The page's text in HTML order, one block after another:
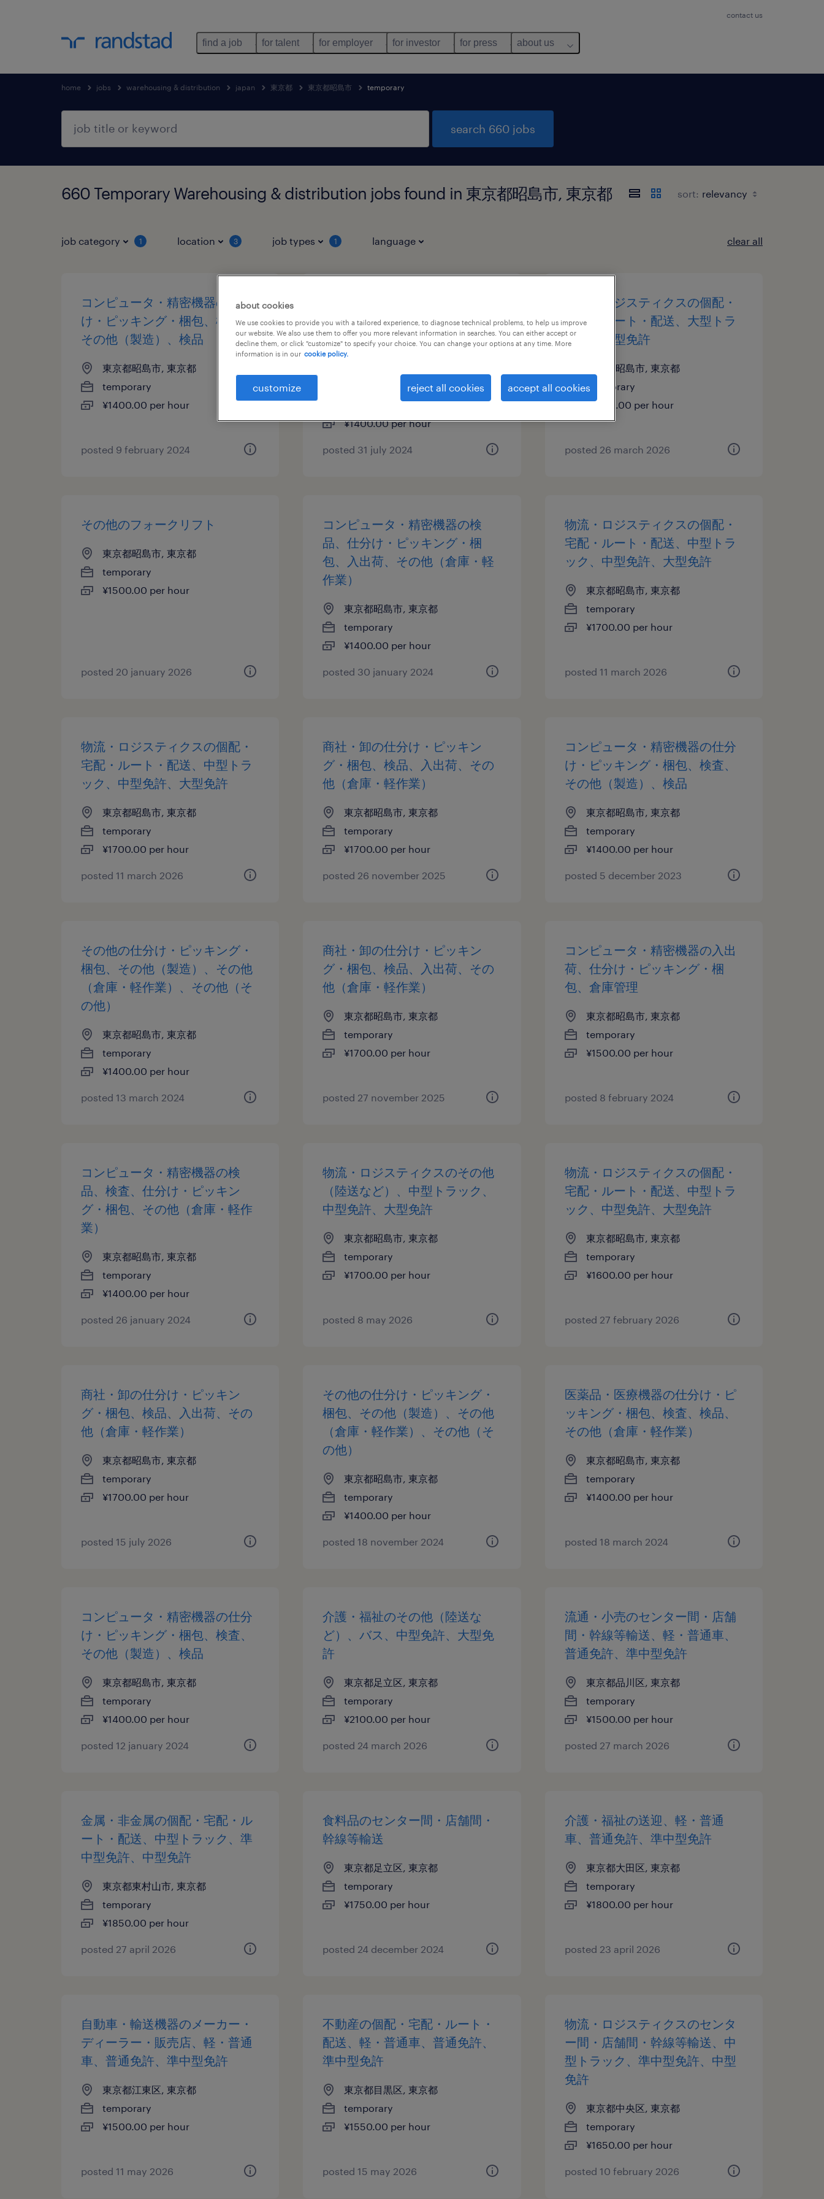
contact us
find a job for talent for employer for investor for press about us
home jobs warehousing & distribution japan 東京都 東京都昭島市 temporary
search 660 jobs
660 Temporary Warehousing & distribution jobs found in 東京都昭島市, 東京都 sort:
job category 1 location 3 job types 1 language clear all
コンピュータ・精密機器の仕分
け・ピッキング・梱包、検査、
その他（製造）、検品
東京都昭島市, 東京都
temporary
¥1400.00 per hour
posted 9 february 2024
品、検査、仕分け・ピッキン
グ・梱包、その他（倉庫・軽作
業）
東京都昭島市, 東京都
¥1400.00 per hour
posted 31 july 2024
物流・ロジスティクスの個配・
宅配・ルート・配送、大型トラ
ック、大型免許
東京都昭島市, 東京都
temporary
¥2200.00 per hour
posted 26 march 2026
その他のフォークリフト
東京都昭島市, 東京都
temporary
¥1500.00 per hour
posted 20 january 2026
コンピュータ・精密機器の検
品、仕分け・ピッキング・梱
包、入出荷、その他（倉庫・軽
作業）
東京都昭島市, 東京都
temporary
¥1400.00 per hour
posted 30 january 2024
物流・ロジスティクスの個配・
宅配・ルート・配送、中型トラ
ック、中型免許、大型免許
東京都昭島市, 東京都
temporary
¥1700.00 per hour
posted 11 march 2026
物流・ロジスティクスの個配・
宅配・ルート・配送、中型トラ
ック、中型免許、大型免許
東京都昭島市, 東京都
temporary
¥1700.00 per hour
posted 11 march 2026
商社・卸の仕分け・ピッキン
グ・梱包、検品、入出荷、その
他（倉庫・軽作業）
東京都昭島市, 東京都
temporary
¥1700.00 per hour
posted 26 november 2025
コンピュータ・精密機器の仕分
け・ピッキング・梱包、検査、
その他（製造）、検品
東京都昭島市, 東京都
temporary
¥1400.00 per hour
posted 5 december 2023
その他の仕分け・ピッキング・
梱包、その他（製造）、その他
（倉庫・軽作業）、その他（そ
の他）
東京都昭島市, 東京都
temporary
¥1400.00 per hour
posted 13 march 2024
商社・卸の仕分け・ピッキン
グ・梱包、検品、入出荷、その
他（倉庫・軽作業）
東京都昭島市, 東京都
temporary
¥1700.00 per hour
posted 27 november 2025
コンピュータ・精密機器の入出
荷、仕分け・ピッキング・梱
包、倉庫管理
東京都昭島市, 東京都
temporary
¥1500.00 per hour
posted 8 february 2024
コンピュータ・精密機器の検
品、検査、仕分け・ピッキン
グ・梱包、その他（倉庫・軽作
業）
東京都昭島市, 東京都
temporary
¥1400.00 per hour
posted 26 january 2024
物流・ロジスティクスのその他
（陸送など）、中型トラック、
中型免許、大型免許
東京都昭島市, 東京都
temporary
¥1700.00 per hour
posted 8 may 2026
物流・ロジスティクスの個配・
宅配・ルート・配送、中型トラ
ック、中型免許、大型免許
東京都昭島市, 東京都
temporary
¥1600.00 per hour
posted 27 february 2026
商社・卸の仕分け・ピッキン
グ・梱包、検品、入出荷、その
他（倉庫・軽作業）
東京都昭島市, 東京都
temporary
¥1700.00 per hour
posted 15 july 2026
その他の仕分け・ピッキング・
梱包、その他（製造）、その他
（倉庫・軽作業）、その他（そ
の他）
東京都昭島市, 東京都
temporary
¥1400.00 per hour
posted 18 november 2024
医薬品・医療機器の仕分け・ピ
ッキング・梱包、検査、検品、
その他（倉庫・軽作業）
東京都昭島市, 東京都
temporary
¥1400.00 per hour
posted 18 march 2024
コンピュータ・精密機器の仕分
け・ピッキング・梱包、検査、
その他（製造）、検品
東京都昭島市, 東京都
temporary
¥1400.00 per hour
posted 12 january 2024
介護・福祉のその他（陸送な
ど）、バス、中型免許、大型免
許
東京都足立区, 東京都
temporary
¥2100.00 per hour
posted 24 march 2026
流通・小売のセンター間・店舗
間・幹線等輸送、軽・普通車、
普通免許、準中型免許
東京都品川区, 東京都
temporary
¥1500.00 per hour
posted 27 march 2026
金属・非金属の個配・宅配・ル
ート・配送、中型トラック、準
中型免許、中型免許
東京都東村山市, 東京都
temporary
¥1850.00 per hour
posted 27 april 2026
食料品のセンター間・店舗間・
幹線等輸送
東京都足立区, 東京都
temporary
¥1750.00 per hour
posted 24 december 2024
介護・福祉の送迎、軽・普通
車、普通免許、準中型免許
東京都大田区, 東京都
temporary
¥1800.00 per hour
posted 23 april 2026
自動車・輸送機器のメーカー・
ディーラー・販売店、軽・普通
車、普通免許、準中型免許
東京都江東区, 東京都
temporary
¥1500.00 per hour
posted 11 may 2026
不動産の個配・宅配・ルート・
配送、軽・普通車、普通免許、
準中型免許
東京都目黒区, 東京都
temporary
¥1550.00 per hour
posted 15 may 2026
物流・ロジスティクスのセンタ
ー間・店舗間・幹線等輸送、中
型トラック、準中型免許、中型
免許
東京都中央区, 東京都
temporary
¥1650.00 per hour
posted 10 february 2026
about cookies
We use cookies to provide you with a tailored experience, to diagnose technical problems, to help us improve
our website. We also use them to offer you more relevant information in searches. You can either accept or
decline them, or click "customize" to specify your choice. You can change your options at any time. More
information is in our cookie policy.
customize reject all cookies accept all cookies